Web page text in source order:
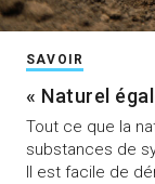
SAVOIR
« Naturel
Tout ce que la
substances de
Il est facile de